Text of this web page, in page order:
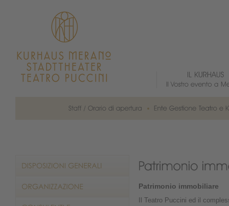
Patrimonio immobiliare
Il Teatro Puccini ed il